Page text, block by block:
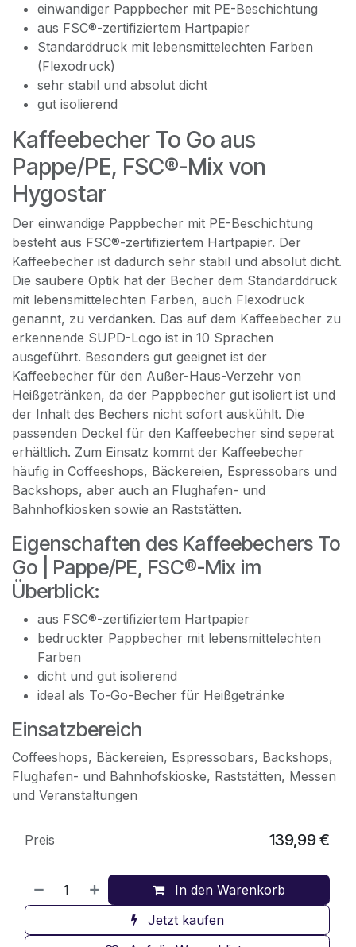
einwandiger Pappbecher mit PE-Beschichtung
aus FSC®-zertifiziertem Hartpapier
Standarddruck mit lebensmittelechten Farben
(Flexodruck)
sehr stabil und absolut dicht
gut isolierend
Kaffeebecher To Go aus
Pappe/PE, FSC®-Mix von
Hygostar
Der einwandige Pappbecher mit PE-Beschichtung
besteht aus FSC®-zertifiziertem Hartpapier. Der
Kaffeebecher ist dadurch sehr stabil und absolut dicht.
Die saubere Optik hat der Becher dem Standarddruck
mit lebensmittelechten Farben, auch Flexodruck
genannt, zu verdanken. Das auf dem Kaffeebecher zu
erkennende SUPD-Logo ist in 10 Sprachen
ausgeführt. Besonders gut geeignet ist der
Kaffeebecher für den Außer-Haus-Verzehr von
Heißgetränken, da der Pappbecher gut isoliert ist und
der Inhalt des Bechers nicht sofort auskühlt. Die
passenden Deckel für den Kaffeebecher sind seperat
erhältlich. Zum Einsatz kommt der Kaffeebecher
häufig in Coffeeshops, Bäckereien, Espressobars und
Backshops, aber auch an Flughafen- und
Bahnhofkiosken sowie an Raststätten.
Eigenschaften des Kaffeebechers To
Go | Pappe/PE, FSC®-Mix im
Überblick:
aus FSC®-zertifiziertem Hartpapier
bedruckter Pappbecher mit lebensmittelechten
Farben
dicht und gut isolierend
ideal als To-Go-Becher für Heißgetränke
Einsatzbereich
Coffeeshops, Bäckereien, Espressobars, Backshops,
Flughafen- und Bahnhofskioske, Raststätten, Messen
und Veranstaltungen
In den Warenkorb
Jetzt kaufen
Preis 139,99€